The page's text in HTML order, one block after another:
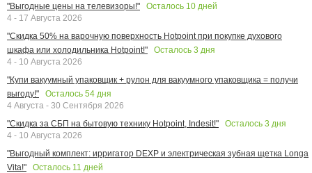
"Выгодные цены на телевизоры!"
Осталось 10 дней
4 - 17 Августа 2026
"Скидка 50% на варочную поверхность Hotpoint при покупке духового
шкафа или холодильника Hotpoint!"
Осталось 3 дня
4 - 10 Августа 2026
"Купи вакуумный упаковщик + рулон для вакуумного упаковщика = получи
выгоду!"
Осталось 54 дня
4 Августа - 30 Сентября 2026
"Скидка за СБП на бытовую технику Hotpoint, Indesit!"
Осталось 3 дня
4 - 10 Августа 2026
"Выгодный комплект: ирригатор DEXP и электрическая зубная щетка Longa
Vita!"
Осталось 11 дней